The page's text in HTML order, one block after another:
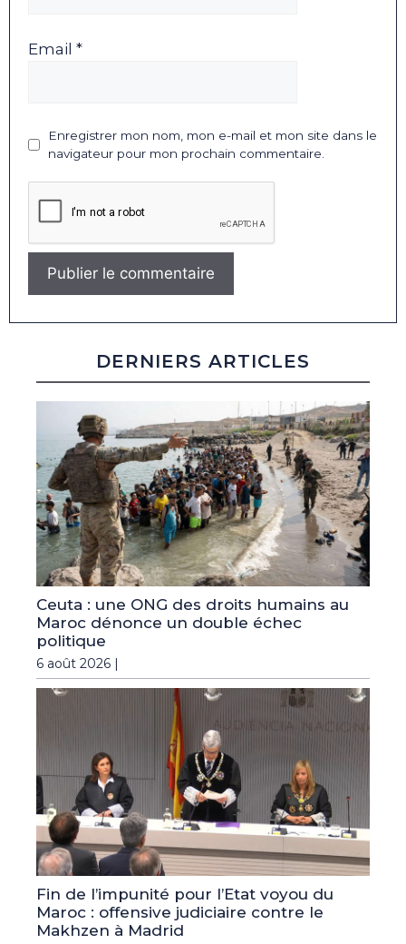
Email *
Enregistrer mon nom, mon e-mail et mon site dans le
navigateur pour mon prochain commentaire.
DERNIERS ARTICLES
Ceuta : une ONG des droits humains au
Maroc dénonce un double échec
politique
6 août 2026 |
Fin de l’impunité pour l’Etat voyou du
Maroc : offensive judiciaire contre le
Makhzen à Madrid